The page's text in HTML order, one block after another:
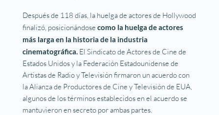
Después de 118 días, la huelga de actores de Hollywood
finalizó, posicionándosecomo la huelga de actores
más larga en la historia de la industria
cinematográfica. El Sindicato de Actores de Cine de
Estados Unidos y la Federación Estadounidense de
Artistas de Radio y Televisión firmaron un acuerdo con
la Alianza de Productores de Cine y Televisión de EUA,
algunos de los términos establecidos en el acuerdo se
mantuvieron en secreto por ambas partes.